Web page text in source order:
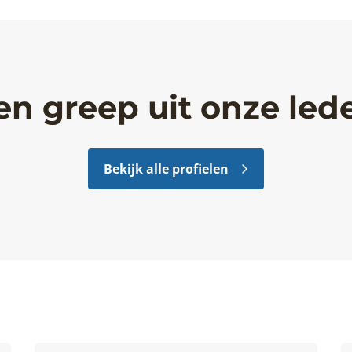
greep uit onze
Bekijk alle profielen